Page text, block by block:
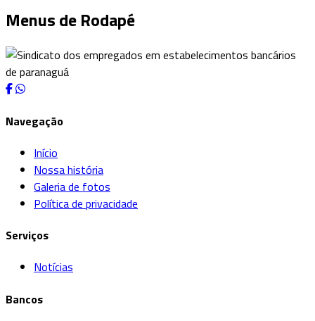
Menus de Rodapé
Navegação
Início
Nossa história
Galeria de fotos
Política de privacidade
Serviços
Notícias
Bancos